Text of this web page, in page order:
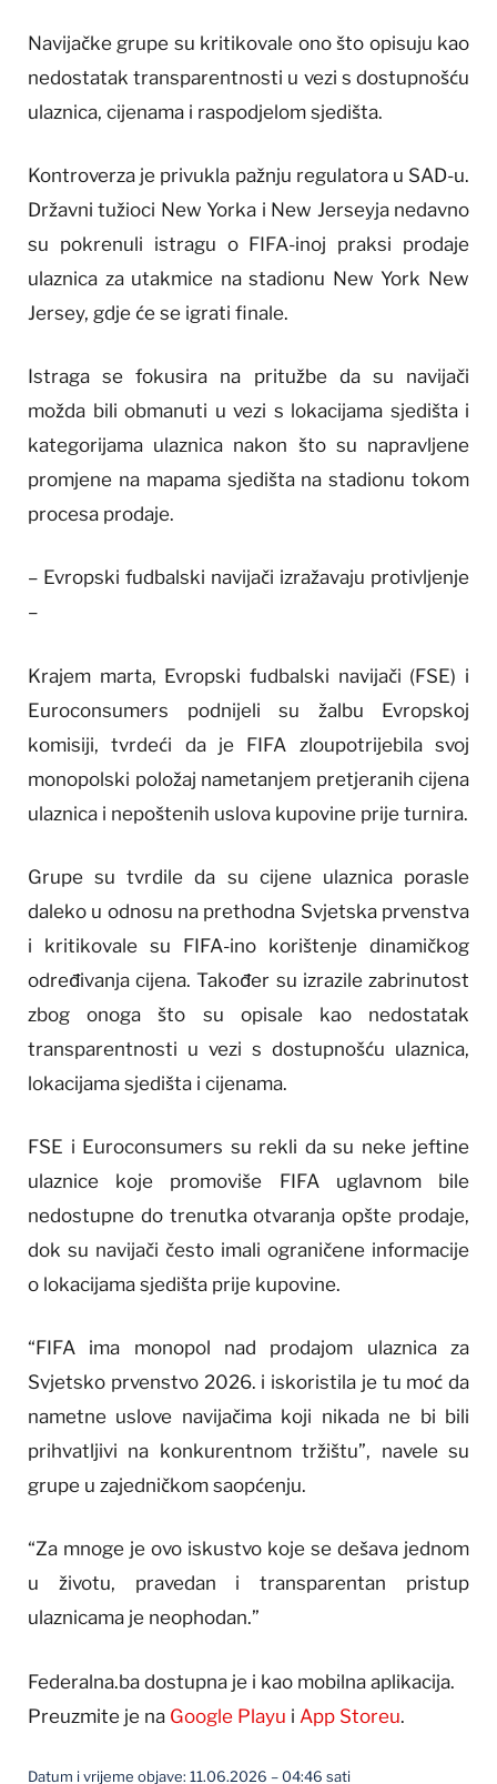
Navijačke grupe su kritikovale ono što opisuju kao
nedostatak transparentnosti u vezi s dostupnošću
ulaznica, cijenama i raspodjelom sjedišta.
Kontroverza je privukla pažnju regulatora u SAD-u.
Državni tužioci New Yorka i New Jerseyja nedavno
su pokrenuli istragu o FIFA-inoj praksi prodaje
ulaznica za utakmice na stadionu New York New
Jersey, gdje će se igrati finale.
Istraga se fokusira na pritužbe da su navijači
možda bili obmanuti u vezi s lokacijama sjedišta i
kategorijama ulaznica nakon što su napravljene
promjene na mapama sjedišta na stadionu tokom
procesa prodaje.
– Evropski fudbalski navijači izražavaju protivljenje
–
Krajem marta, Evropski fudbalski navijači (FSE) i
Euroconsumers podnijeli su žalbu Evropskoj
komisiji, tvrdeći da je FIFA zloupotrijebila svoj
monopolski položaj nametanjem pretjeranih cijena
ulaznica i nepoštenih uslova kupovine prije turnira.
Grupe su tvrdile da su cijene ulaznica porasle
daleko u odnosu na prethodna Svjetska prvenstva
i kritikovale su FIFA-ino korištenje dinamičkog
određivanja cijena. Također su izrazile zabrinutost
zbog onoga što su opisale kao nedostatak
transparentnosti u vezi s dostupnošću ulaznica,
lokacijama sjedišta i cijenama.
FSE i Euroconsumers su rekli da su neke jeftine
ulaznice koje promoviše FIFA uglavnom bile
nedostupne do trenutka otvaranja opšte prodaje,
dok su navijači često imali ograničene informacije
o lokacijama sjedišta prije kupovine.
“FIFA ima monopol nad prodajom ulaznica za
Svjetsko prvenstvo 2026. i iskoristila je tu moć da
nametne uslove navijačima koji nikada ne bi bili
prihvatljivi na konkurentnom tržištu”, navele su
grupe u zajedničkom saopćenju.
“Za mnoge je ovo iskustvo koje se dešava jednom
u životu, pravedan i transparentan pristup
ulaznicama je neophodan.”
Federalna.ba dostupna je i kao mobilna aplikacija.
Preuzmite je na Google Playu i App Storeu.
Datum i vrijeme objave: 11.06.2026 – 04:46 sati